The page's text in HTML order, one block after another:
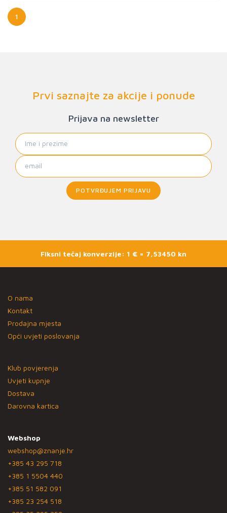
1
Prvi saznajte za akcije i ponude
Prijava na newsletter
POTVRĐUJEM PRIJAVU
Fiksni tečaj konverzije: 1 € = 7,53450 kn
O nama
Kontakt
Prodajna mjesta
Opći uvjeti poslovanja
Klub povjerenja
Uvjeti kupnje
Dostava
Darovna kartica
Webshop
webshop@znanje.hr
+385 43 295 718
+385 1 5504 440
+385 51 582 091
+385 23 254 518